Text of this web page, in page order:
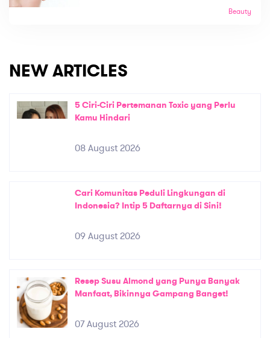
Beauty
NEW ARTICLES
5 Ciri-Ciri Pertemanan Toxic yang Perlu
Kamu Hindari
08 August 2026
Cari Komunitas Peduli Lingkungan di
Indonesia? Intip 5 Daftarnya di Sini!
09 August 2026
Resep Susu Almond yang Punya Banyak
Manfaat, Bikinnya Gampang Banget!
07 August 2026